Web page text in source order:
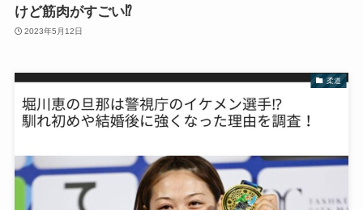
けど筋肉がすごい⁉︎
2023年5月12日
柔道